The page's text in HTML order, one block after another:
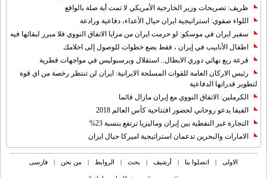
ظريف: تصريحات وزير الخارجية الأمريكي لا تمت أية صلة بالواقع
اللواء صفوي: استراتيجية ايران حيال الأعداء، دفاعية ورادعة
سفير ايران في موسكو: لو حرمت ايران من مزايا الاتفاق النووي فلا مبرر لبقائها فيه
اطفال الأنابيب في إيران ، فقط بضع خطوات للوصول إلى احلامك
قرعة ربع نهائي دوري الابطال.. استقلال وبرسبوليس في مواجهات قطرية
رئيس الاركان العامة للقوات المسلحة الايرانية: ايران لن تنتظر رخصة من اي قوة
لتطوير قدراتها الدفاعية
الكرملين: الاتفاق النووي مع إيران مازال قائما
الفيفا يدعو روحاني لحضور افتتاحية كأس العالم 2018
التجارة غیر النفطیة بین إیران ومالیزیا ترتفع بنسبة 23%
الامارات والبحرين تدعمان استراتيجية اميركا حيال ايران
الاولی اتصلوا بنا أرشیف بحث الروابط من نحن فارسی